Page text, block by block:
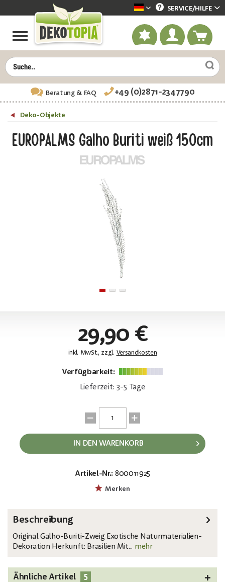
Dekotopia deutsch
SERVICE/HILFE
Beratung& FAQ +49 (0)2871-2347790
Deko-Objekte
EUROPALMS Galho Buriti weiß 150cm
29,90 €
inkl. MwSt., zzgl. Versandkosten
Verfügbarkeit:
Lieferzeit: 3-5 Tage
IN DEN WARENKORB
Artikel-Nr.: 800011925
Merken
Beschreibung
Original Galho-Buriti-Zweig Exotische Naturmaterialien-
Dekoration Herkunft: Brasilien Mit... mehr
Ähnliche Artikel 5